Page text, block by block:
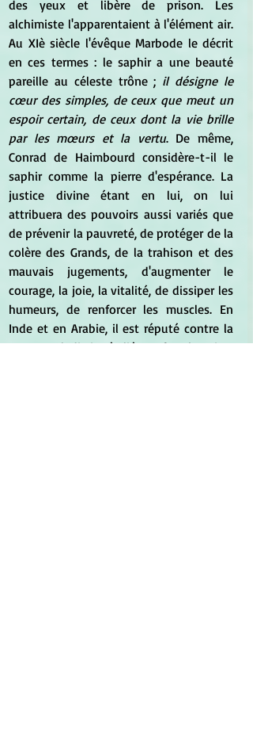
des yeux et libère de prison. Les
alchimiste l'apparentaient à l'élément air.
Au XIè siècle l'évêque Marbode le décrit
en ces termes : le saphir a une beauté
pareille au céleste trône ; il désigne le
cœur des simples, de ceux que meut un
espoir certain, de ceux dont la vie brille
par les mœurs et la vertu. De même,
Conrad de Haimbourd considère-t-il le
saphir comme la pierre d'espérance. La
justice divine étant en lui, on lui
attribuera des pouvoirs aussi variés que
de prévenir la pauvreté, de protéger de la
colère des Grands, de la trahison et des
mauvais jugements, d'augmenter le
courage, la joie, la vitalité, de dissiper les
humeurs, de renforcer les muscles. En
Inde et en Arabie, il est réputé contre la
peste, maladie ignée liée au feu chtonien.